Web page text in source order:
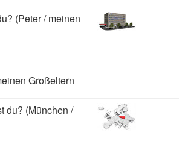
(Peter / meinen
Großeltern
du? (München /